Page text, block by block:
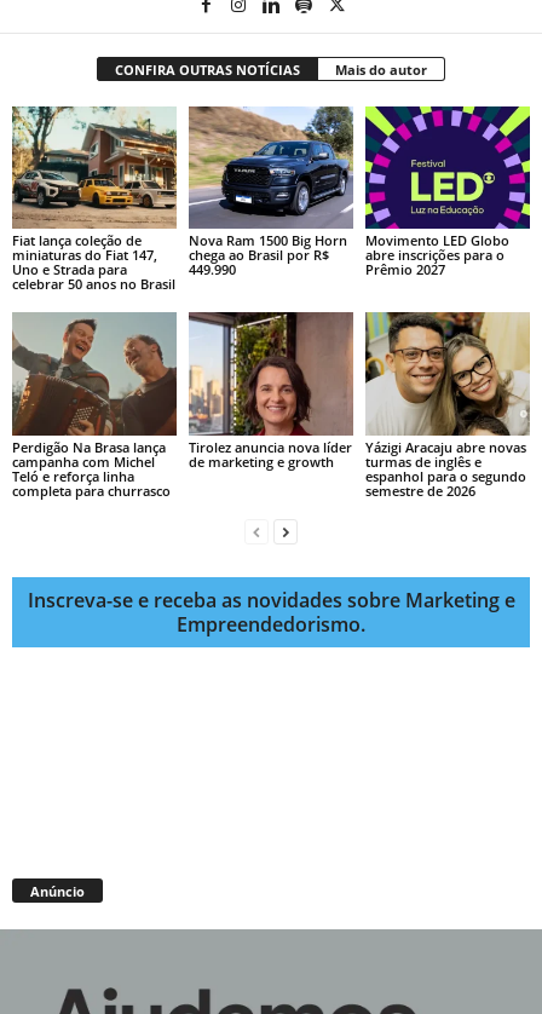
CONFIRA OUTRAS NOTÍCIAS Mais do autor
Fiat lança coleção de
miniaturas do Fiat 147,
Uno e Strada para
celebrar 50 anos no Brasil
Nova Ram 1500 Big Horn
chega ao Brasil por R$
449.990
Movimento LED Globo
abre inscrições para o
Prêmio 2027
Perdigão Na Brasa lança
campanha com Michel
Teló e reforça linha
completa para churrasco
Tirolez anuncia nova líder
de marketing e growth
Yázigi Aracaju abre novas
turmas de inglês e
espanhol para o segundo
semestre de 2026
Inscreva-se e receba as novidades sobre Marketing e
Empreendedorismo.
Anúncio